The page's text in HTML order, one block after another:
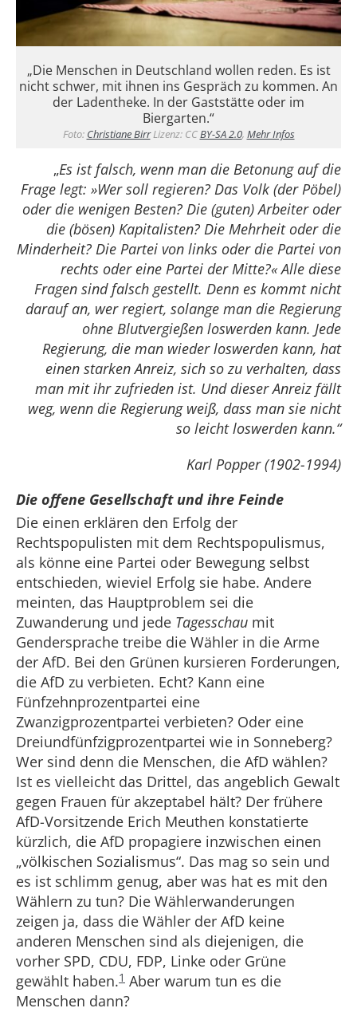
„Die Menschen in Deutschland wollen reden. Es ist
nicht schwer, mit ihnen ins Gespräch zu kommen. An
der Ladentheke. In der Gaststätte oder im
Biergarten.“
Foto: Christiane BirrLizenz: CCBY-SA 2.0, Mehr Infos
„Es ist falsch, wenn man die Betonung auf die
Frage legt: »Wer soll regieren? Das Volk (der Pöbel)
oder die wenigen Besten? Die (guten) Arbeiter oder
die (bösen) Kapitalisten? Die Mehrheit oder die
Minderheit? Die Partei von links oder die Partei von
rechts oder eine Partei der Mitte?« Alle diese
Fragen sind falsch gestellt. Denn es kommt nicht
darauf an, wer regiert, solange man die Regierung
ohne Blutvergießen loswerden kann. Jede
Regierung, die man wieder loswerden kann, hat
einen starken Anreiz, sich so zu verhalten, dass
man mit ihr zufrieden ist. Und dieser Anreiz fällt
weg, wenn die Regierung weiß, dass man sie nicht
so leicht loswerden kann.“
Karl Popper (1902-1994)
Die offene Gesellschaft und ihre Feinde
Die einen erklären den Erfolg der
Rechtspopulisten mit dem Rechtspopulismus,
als könne eine Partei oder Bewegung selbst
entschieden, wieviel Erfolg sie habe. Andere
meinten, das Hauptproblem sei die
Zuwanderung und jede Tagesschau mit
Gendersprache treibe die Wähler in die Arme
der AfD. Bei den Grünen kursieren Forderungen,
die AfD zu verbieten. Echt? Kann eine
Fünfzehnprozentpartei eine
Zwanzigprozentpartei verbieten? Oder eine
Dreiundfünfzigprozentpartei wie in Sonneberg?
Wer sind denn die Menschen, die AfD wählen?
Ist es vielleicht das Drittel, das angeblich Gewalt
gegen Frauen für akzeptabel hält? Der frühere
AfD-Vorsitzende Erich Meuthen konstatierte
kürzlich, die AfD propagiere inzwischen einen
„völkischen Sozialismus“. Das mag so sein und
es ist schlimm genug, aber was hat es mit den
Wählern zu tun? Die Wählerwanderungen
zeigen ja, dass die Wähler der AfD keine
anderen Menschen sind als diejenigen, die
vorher SPD, CDU, FDP, Linke oder Grüne
gewählt haben.1 Aber warum tun es die
Menschen dann?